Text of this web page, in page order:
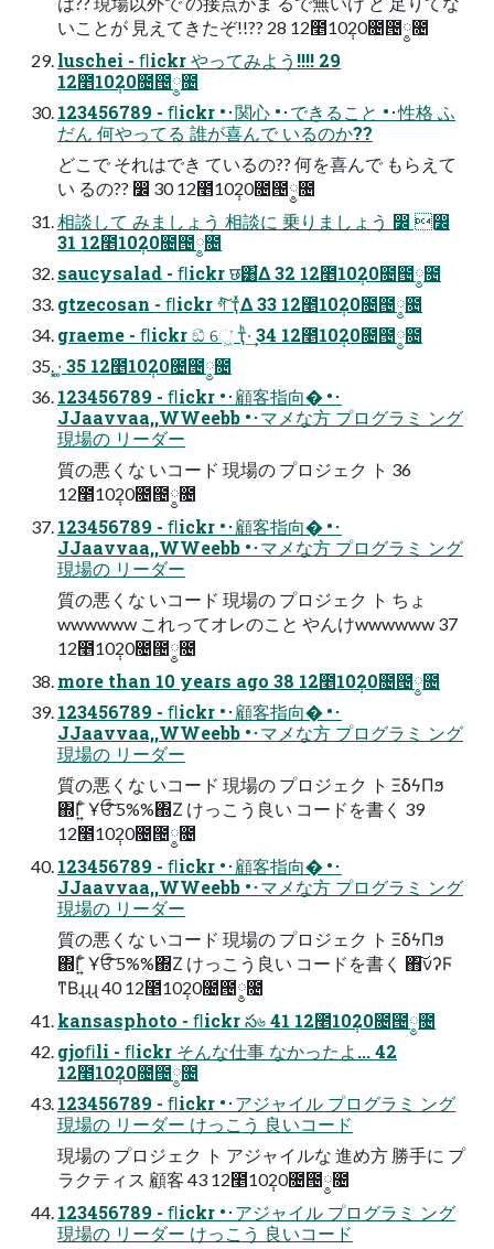
いことが 見えてきたぞ!!?? 28 12೥10݄20೔౔༵೔
luschei - ﬂickr やってみよう!!!! 29
12೥10݄20೔౔༵೔
123456789 - ﬂickr •･関心 •･できること •･性格 ふ
だん 何やってる 誰が喜んで いるのか??
どこで それはでき ているの?? 何を喜んで もらえて
い るの?? ෼ 30 12೥10݄20೔౔༵೔
相談して みましょう 相談に 乗りましょう ෼ ෼
31 12೥10݄20೔౔༵೔
saucysalad - ﬂickr छ͸͋Δ 32 12೥10݄20೔౔༵೔
gtzecosan - ﬂickr গͮͭ͠ ҭͯΔ 33 12೥10݄20೔౔༵೔
graeme - ﬂickr ඞͣ େ͖͘ ҭͪ·͢ 34 12೥10݄20೔౔༵೔
͓·͚ 35 12೥10݄20೔౔༵೔
123456789 - ﬂickr •･顧客指向� •･
JJaavvaa,,WWeebb •･マメな方 プログラミ ング
現場の リーダー
質の悪くな いコード 現場の プロジェク ト 36
12೥10݄20೔౔༵೔
123456789 - ﬂickr •･顧客指向� •･
JJaavvaa,,WWeebb •･マメな方 プログラミ ング
現場の リーダー
質の悪くな いコード 現場の プロジェク ト ちょ
wwwwww これってオレのこと やんけwwwwww 37
12೥10݄20೔౔༵೔
more than 10 years ago 38 12೥10݄20೔౔༵೔
123456789 - ﬂickr •･顧客指向� •･
JJaavvaa,,WWeebb •･マメな方 プログラミ ング
現場の リーダー
質の悪くな いコード 現場の プロジェク ト ΞδϟΠϧ
΍Γ͍ͨ Ұਓͩ͠ 5%%΍Ζ けっこう良い コードを書く 39
12೥10݄20೔౔༵೔
123456789 - ﬂickr •･顧客指向� •･
JJaavvaa,,WWeebb •･マメな方 プログラミ ング
現場の リーダー
質の悪くな いコード 現場の プロジェク ト ΞδϟΠϧ
΍Γ͍ͨ Ұਓͩ͠ 5%%΍Ζ けっこう良い コードを書く ΋͠νʔϜ
ͳΒɻɻɻ 40 12೥10݄20೔౔༵೔
kansasphoto - ﬂickr స৬ 41 12೥10݄20೔౔༵೔
gjoﬁli - ﬂickr そんな仕事 なかったよ... 42
12೥10݄20೔౔༵೔
123456789 - ﬂickr •･アジャイル プログラミ ング
現場の リーダー けっこう 良いコード
現場の プロジェク ト アジャイルな 進め方 勝手に プ
ラクティス 顧客 43 12೥10݄20೔౔༵೔
123456789 - ﬂickr •･アジャイル プログラミ ング
現場の リーダー けっこう 良いコード